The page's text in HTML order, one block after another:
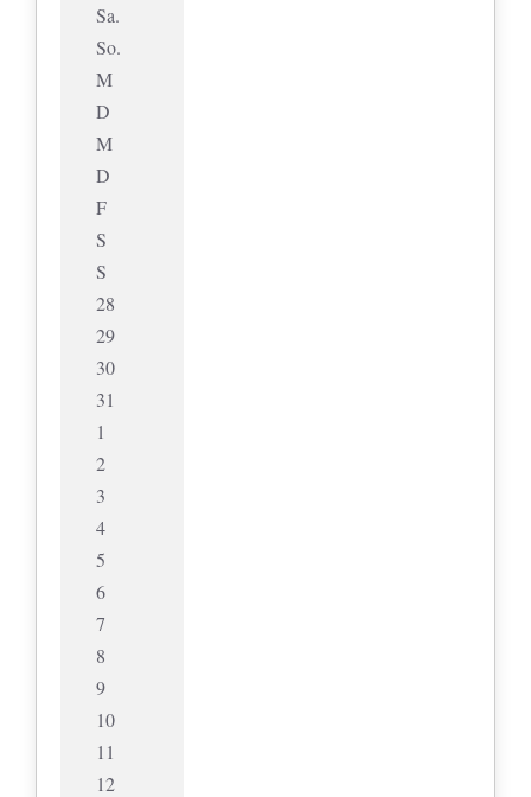
Sa.
So.
M
D
M
D
F
S
S
28
29
30
31
1
2
3
4
5
6
7
8
9
10
11
12